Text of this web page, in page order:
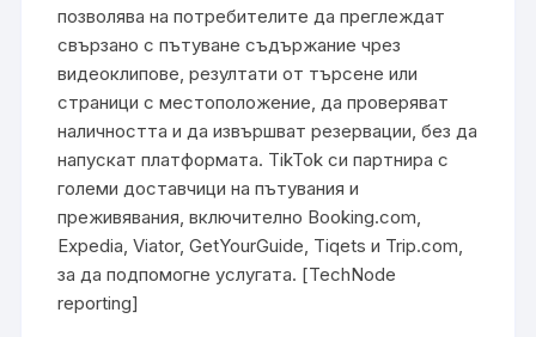
позволява на потребителите да преглеждат
свързано с пътуване съдържание чрез
видеоклипове, резултати от търсене или
страници с местоположение, да проверяват
наличността и да извършват резервации, без да
напускат платформата. TikTok си партнира с
големи доставчици на пътувания и
преживявания, включително Booking.com,
Expedia, Viator, GetYourGuide, Tiqets и Trip.com,
за да подпомогне услугата. [TechNode
reporting]